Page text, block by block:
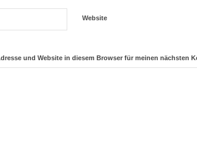
Website
und Website in diesem Browser für meinen nächsten